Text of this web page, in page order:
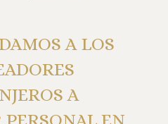
A LOS
A
EN